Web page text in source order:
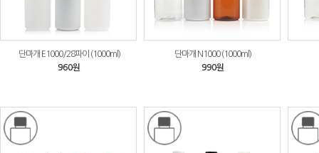
단마개 E1000/28파이 (1000ml)
960원
단마개 N1000 (1000ml)
990원